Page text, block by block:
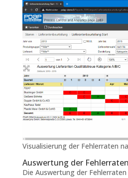
Visualisierung der Fehlerraten
Auswertung der
Die Auswertung der